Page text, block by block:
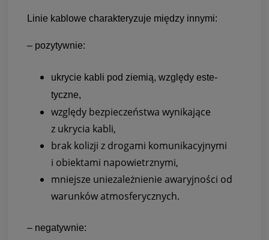
Linie kablowe cha­rak­te­ry­zuje mię­dzy innymi:
– pozy­tyw­nie:
ukry­cie kabli pod zie­mią, względy este­
tyczne,
względy bez­pie­czeń­stwa wyni­ka­jące
z ukry­cia kabli,
brak koli­zji z dro­gami komu­ni­ka­cyj­nymi
i obiek­tami napo­wietrz­nymi,
mniej­sze unie­za­leż­nie­nie awa­ryj­no­ści od
warun­ków atmos­fe­rycz­nych.
– nega­tyw­nie: